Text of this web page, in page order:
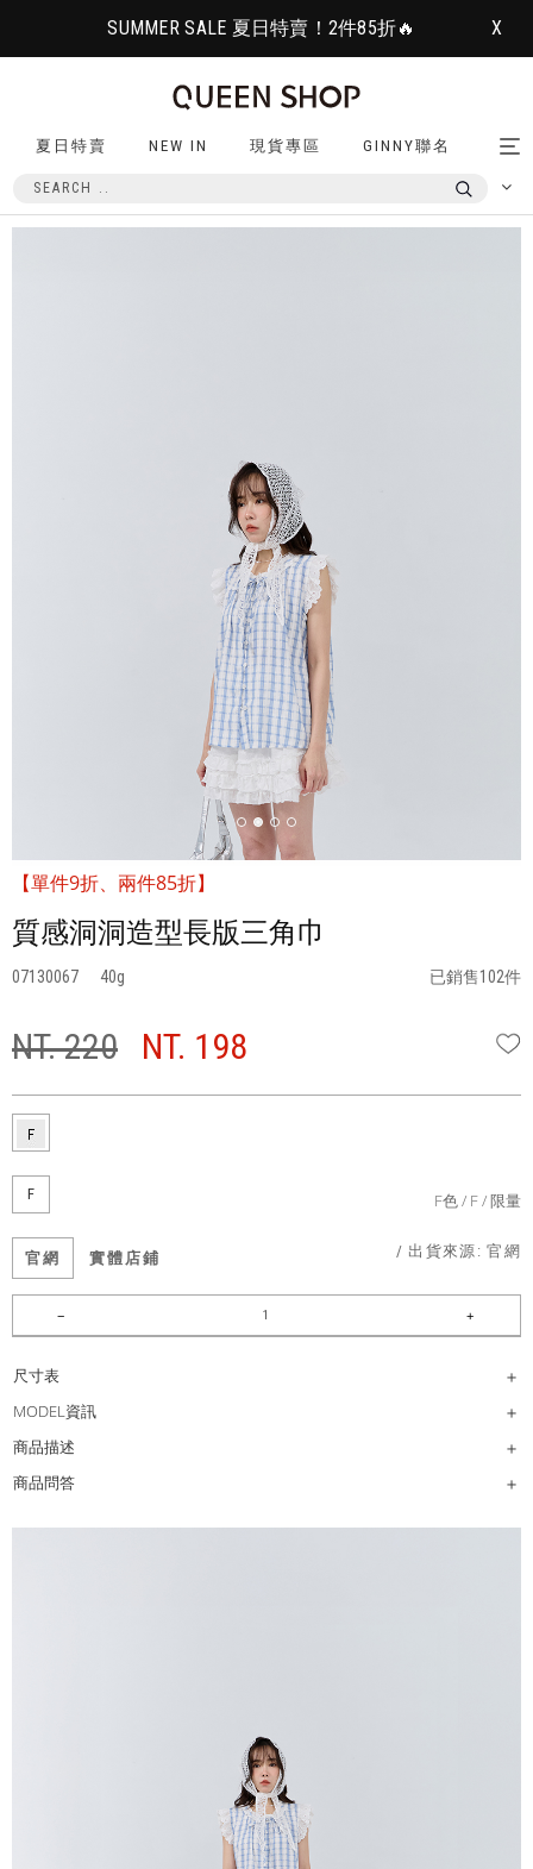
SUMMER SALE 夏日特賣！2件85折🔥 X
夏日特賣 NEW IN 現貨專區 GINNY聯名
【單件9折、兩件85折】
質感洞洞造型長版三角巾
07130067 40 已銷售102件
NT. 220 NT. 198
F F色 F 限量
官網 實體店鋪 / 出貨來源:官網
尺寸表
MODEL資訊
商品描述
商品問答